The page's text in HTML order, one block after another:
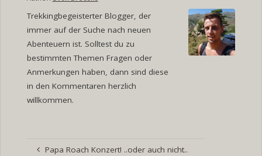
Trekkingbegeisterter Blogger, der
immer auf der Suche nach neuen
Abenteuern ist. Solltest du zu
bestimmten Themen Fragen oder
Anmerkungen haben, dann sind diese
in den Kommentaren herzlich
willkommen.
Papa Roach Konzert! ..oder auch nicht..